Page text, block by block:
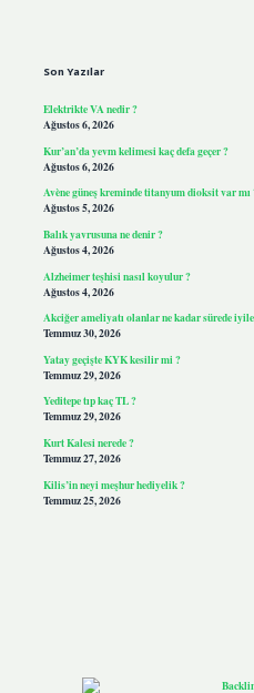
Son Yazılar
Elektrikte VA nedir ?
Ağustos 6, 2026
Kur’an’da yevm kelimesi kaç defa geçer ?
Ağustos 6, 2026
Avène güneş kreminde titanyum dioksit var mı
Ağustos 5, 2026
Balık yavrusuna ne denir ?
Ağustos 4, 2026
Alzheimer teşhisi nasıl koyulur ?
Ağustos 4, 2026
Akciğer ameliyatı olanlar ne kadar sürede
Temmuz 30, 2026
Yatay geçişte KYK kesilir mi ?
Temmuz 29, 2026
Yeditepe tıp kaç TL ?
Temmuz 29, 2026
Kurt Kalesi nerede ?
Temmuz 27, 2026
Kilis’in neyi meşhur hediyelik ?
Temmuz 25, 2026